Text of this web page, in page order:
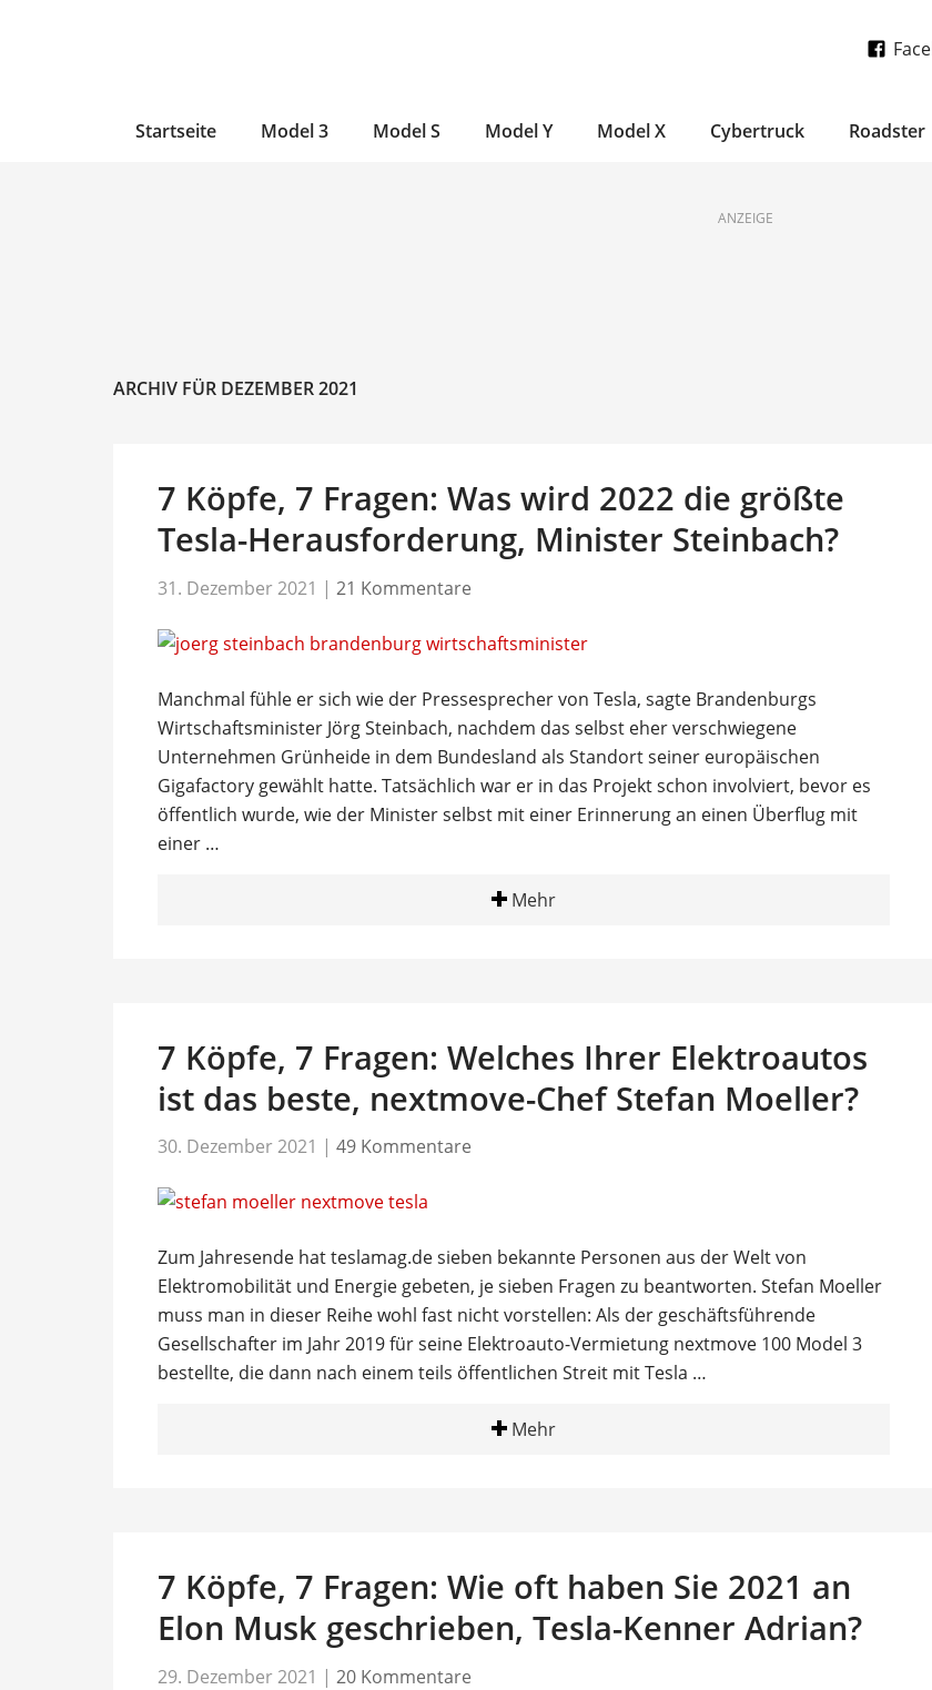
Startseite Model 3 Model S Model Y Model X Cybertruck Roadster
ANZEIGE
ARCHIV FÜR DEZEMBER 2021
7 Köpfe, 7 Fragen: Was wird 2022 die größte
Tesla-Herausforderung, Minister Steinbach?
31. Dezember 2021 | 21 Kommentare
Manchmal fühle er sich wie der Pressesprecher von Tesla, sagte Brandenburgs
Wirtschaftsminister Jörg Steinbach, nachdem das selbst eher verschwiegene
Unternehmen Grünheide in dem Bundesland als Standort seiner europäischen
Gigafactory gewählt hatte. Tatsächlich war er in das Projekt schon involviert, bevor es
öffentlich wurde, wie der Minister selbst mit einer Erinnerung an einen Überflug mit
einer …
Mehr
7 Köpfe, 7 Fragen: Welches Ihrer Elektroautos
ist das beste, nextmove-Chef Stefan Moeller?
30. Dezember 2021 | 49 Kommentare
Zum Jahresende hat teslamag.de sieben bekannte Personen aus der Welt von
Elektromobilität und Energie gebeten, je sieben Fragen zu beantworten. Stefan Moeller
muss man in dieser Reihe wohl fast nicht vorstellen: Als der geschäftsführende
Gesellschafter im Jahr 2019 für seine Elektroauto-Vermietung nextmove 100 Model 3
bestellte, die dann nach einem teils öffentlichen Streit mit Tesla …
Mehr
7 Köpfe, 7 Fragen: Wie oft haben Sie 2021 an
Elon Musk geschrieben, Tesla-Kenner Adrian?
29. Dezember 2021 | 20 Kommentare